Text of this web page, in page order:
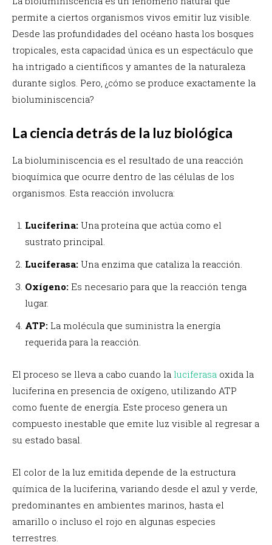
permite a ciertos organismos vivos emitir luz visible.
Desde las profundidades del océano hasta los bosques
tropicales, esta capacidad única es un espectáculo que
ha intrigado a científicos y amantes de la naturaleza
durante siglos. Pero, ¿cómo se produce exactamente la
bioluminiscencia?
La ciencia detrás de la luz biológica
La bioluminiscencia es el resultado de una reacción
bioquímica que ocurre dentro de las células de los
organismos. Esta reacción involucra:
Luciferina: Una proteína que actúa como el
sustrato principal.
Luciferasa: Una enzima que cataliza la reacción.
Oxígeno: Es necesario para que la reacción tenga
lugar.
ATP: La molécula que suministra la energía
requerida para la reacción.
El proceso se lleva a cabo cuando la luciferasa oxida la
luciferina en presencia de oxígeno, utilizando ATP
como fuente de energía. Este proceso genera un
compuesto inestable que emite luz visible al regresar a
su estado basal.
El color de la luz emitida depende de la estructura
química de la luciferina, variando desde el azul y verde,
predominantes en ambientes marinos, hasta el
amarillo o incluso el rojo en algunas especies
terrestres.